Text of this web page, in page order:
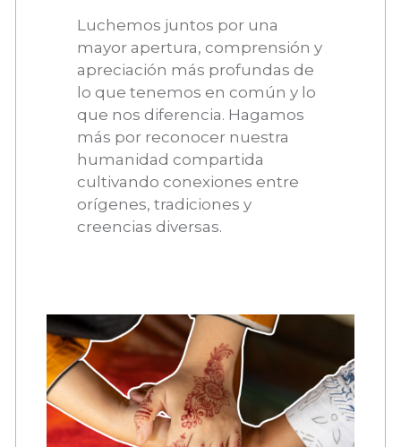
Luchemos juntos por una
mayor apertura, comprensión y
apreciación más profundas de
lo que tenemos en común y lo
que nos diferencia. Hagamos
más por reconocer nuestra
humanidad compartida
cultivando conexiones entre
orígenes, tradiciones y
creencias diversas.